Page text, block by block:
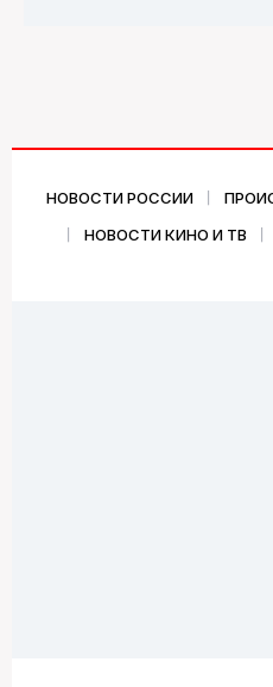
НОВОСТИ РОССИИ
НОВОСТИ КИНО И ТВ